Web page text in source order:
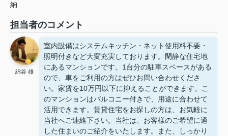
納
担当者のコメント
綿谷 雄
室内設備はシステムキッチン・ネット使用料不要・
照明付きなど大変充実しております。閑静な住宅地
にあるマンションです。1台分の駐車スペースがある
ので、車をご利用の方はぜひお問い合わせくださ
い。家賃を10万円以下に抑えることができます。こ
のマンションはバルコニー付きで、用途に合わせて
活用できます。賃貸住宅をお探しの方は、お気軽に
当社へご連絡下さい。当社は、お客様のご希望に適
した住まいのご紹介をいたします。また、しっかり